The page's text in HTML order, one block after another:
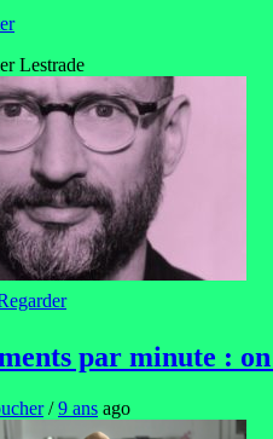
Lestrade
par minute :
/9 ans ago